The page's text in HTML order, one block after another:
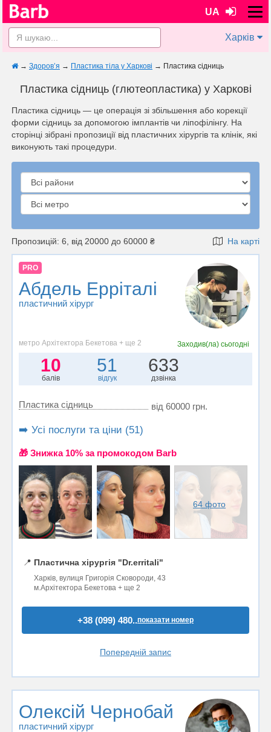
UA
Харків
→ Здоров’я → Пластика тіла у Харкові → Пластика сідниць
Пластика сідниць (глютеопластика) у Харкові
Пластика сідниць — це операція зі збільшення або корекції
форми сідниць за допомогою імплантів чи ліпофілінгу. На
сторінці зібрані пропозиції від пластичних хірургів та клінік, які
виконують такі процедури.
Пропозицій: 6, від 20000 до 60000 ₴ На карті
PRO
Абдель Ерріталі
пластичний хірург
метро Архітектора Бекетова + ще 2 Заходив(ла)сьогодні
10
балів
51
відгук
633
дзвінка
Пластика сідниць від 60000 грн.
➡️ Усі послуги та ціни (51)
🎁 Знижка 10% за промокодом Barb
64 фото
📍 Пластична хірургія "Dr.erritali"
Харків, вулиця Григорія Сковороди, 43
м.Архітектора Бекетова + ще 2
+38 (099) 480..показати номер
Попередній запис
Олексій Чернобай
пластичний хірург